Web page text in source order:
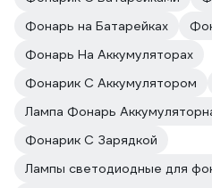
Фонарь на Батарейках
Фонарь На Аккумуляторах
Фонарик С Аккумулятором
Лампа Фонарь
Фонарик С Зарядкой
Лампы светодиодные для